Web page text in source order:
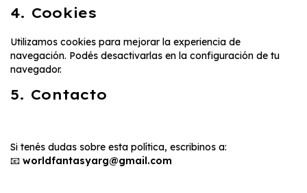
4. Cookies
Utilizamos cookies para mejorar la experiencia de
navegación. Podés desactivarlas en la configuración de tu
navegador.
5. Contacto
Si tenés dudas sobre esta política, escribinos a:
📧 worldfantasyarg@gmail.com